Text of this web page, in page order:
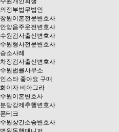
의정부법무법인
창원이혼전문변호사
안양음주운전변호사
수원검사출신변호사
수원형사전문변호사
승소사례
차장검사출신변호사
수원법률사무소
인스타 좋아요 구매
화이자 비아그라
수원이혼변호사
분당강제추행변호사
폰테크
수원상간소송변호사